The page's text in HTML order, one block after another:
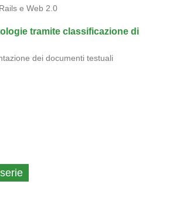
e Web 2.0
tramite classificazione di
dei documenti testuali